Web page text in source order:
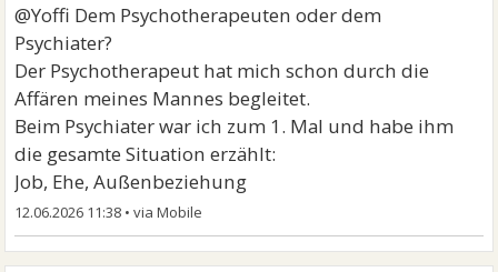
@Yoffi Dem Psychotherapeuten oder dem
Psychiater?
Der Psychotherapeut hat mich schon durch die
Affären meines Mannes begleitet.
Beim Psychiater war ich zum 1. Mal und habe ihm
die gesamte Situation erzählt:
Job, Ehe, Außenbeziehung
12.06.2026 11:38 •